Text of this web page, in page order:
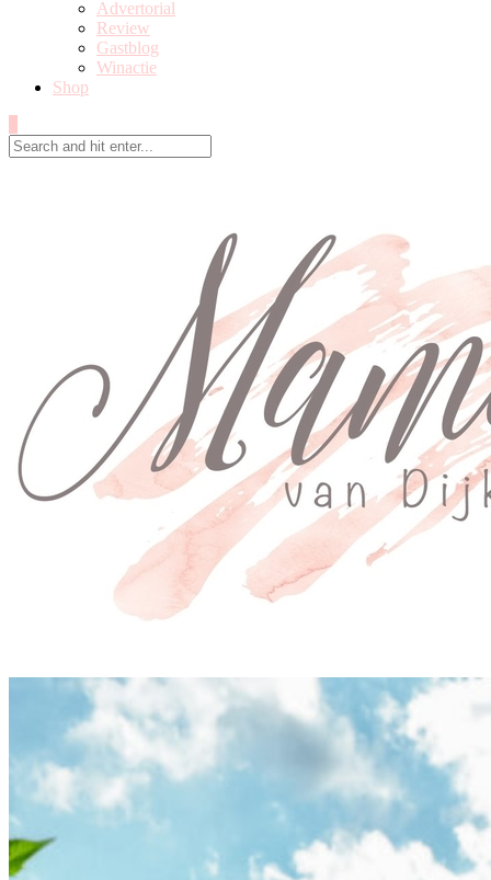
Advertorial
Review
Gastblog
Winactie
Shop